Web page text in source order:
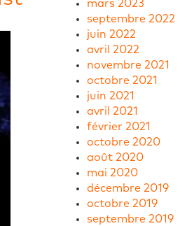
mars 2023
septembre 2022
juin 2022
avril 2022
novembre 2021
octobre 2021
juin 2021
avril 2021
février 2021
octobre 2020
août 2020
mai 2020
décembre 2019
octobre 2019
septembre 2019